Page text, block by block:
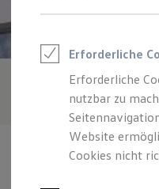
Zubehör- und
Leasing
Leasing-
Junge
Leasing
Finanzierung
Erforderliche
Erforderliche
nutzbar zu
Website
Cookies nicht